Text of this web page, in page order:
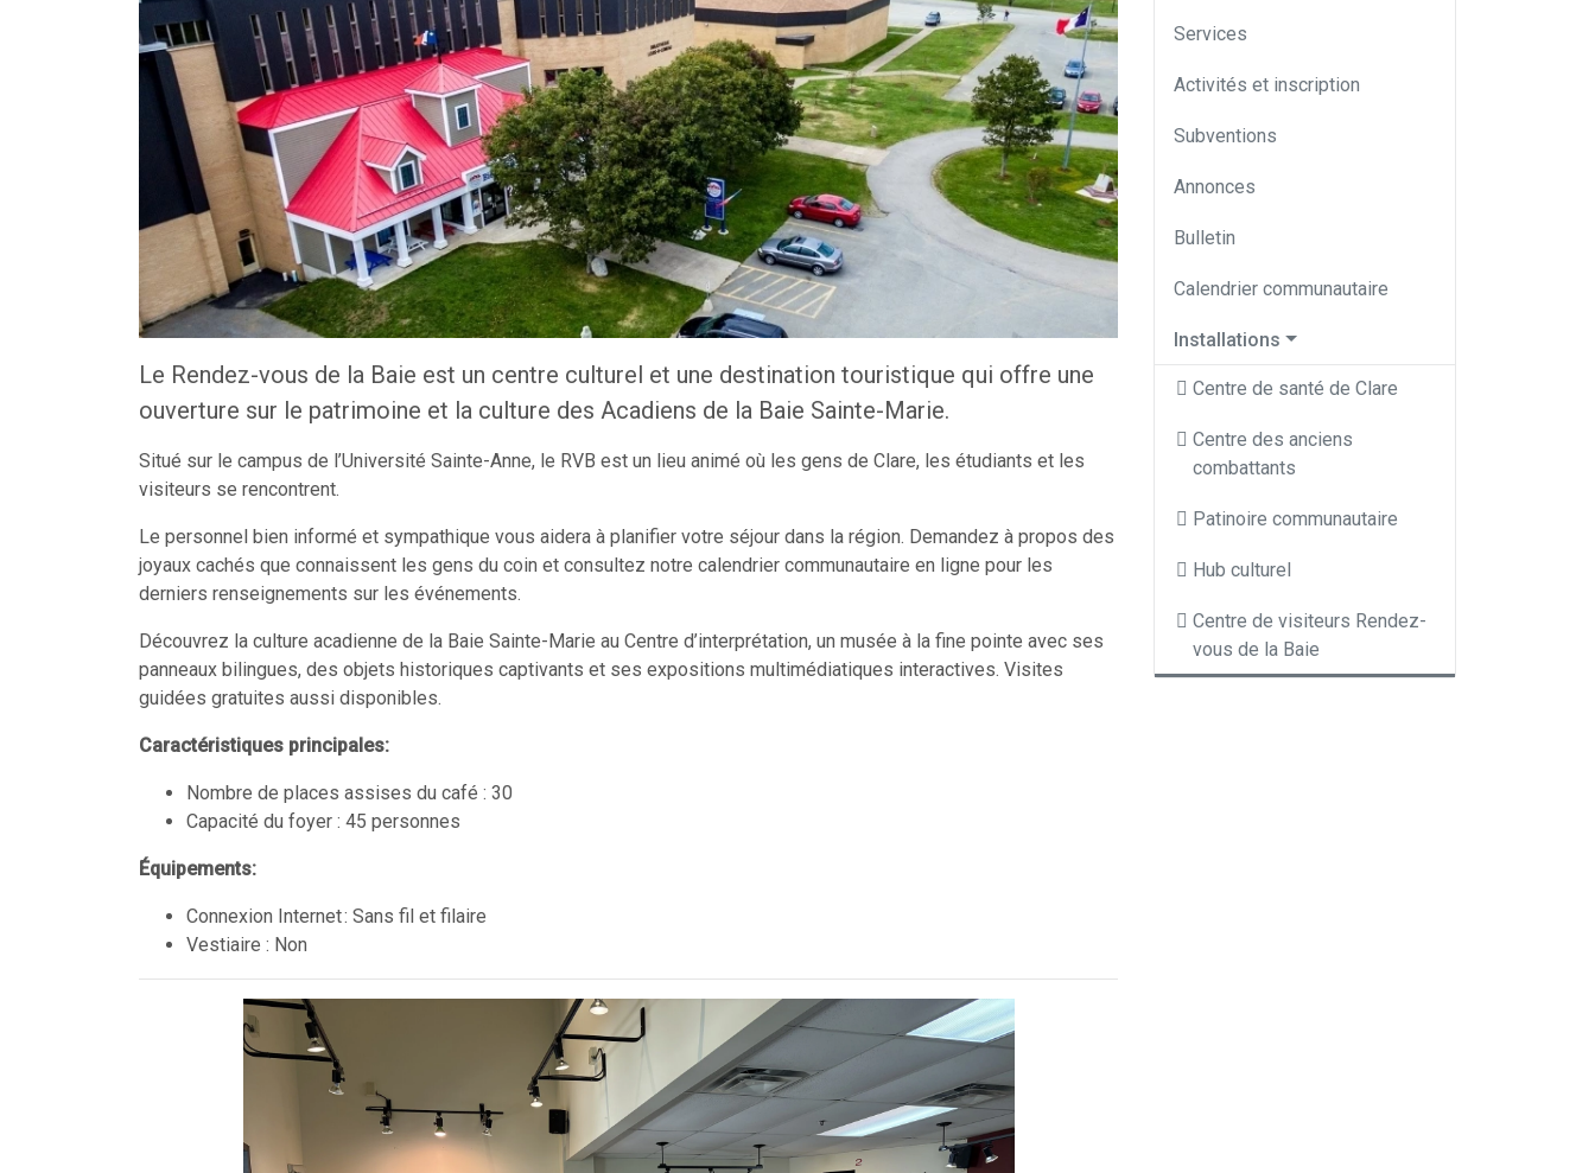
Le Rendez-vous de la Baie est un centre culturel et une destination touristique qui offre une
ouverture sur le patrimoine et la culture des Acadiens de la Baie Sainte-Marie.
Situé sur le campus de l’Université Sainte-Anne, le RVB est un lieu animé où les gens de Clare, les étudiants et les
visiteurs se rencontrent.
Le personnel bien informé et sympathique vous aidera à planifier votre séjour dans la région. Demandez à propos des
joyaux cachés que connaissent les gens du coin et consultez notre calendrier communautaire en ligne pour les
derniers renseignements sur les événements.
Découvrez la culture acadienne de la Baie Sainte-Marie au Centre d’interprétation, un musée à la fine pointe avec ses
panneaux bilingues, des objets historiques captivants et ses expositions multimédiatiques interactives. Visites
guidées gratuites aussi disponibles.
Caractéristiques principales:
Nombre de places assises du café : 30
Capacité du foyer : 45 personnes
Équipements:
Connexion Internet : Sans fil et filaire
Vestiaire : Non
Services
Activités et inscription
Subventions
Annonces
Bulletin
Calendrier communautaire
Installations
Centre de santé de Clare
Centre des anciens
combattants
Patinoire communautaire
Hub culturel
Centre de visiteurs Rendez-
vous de la Baie